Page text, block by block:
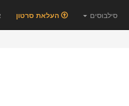
סילבוסים העלאת סרטון